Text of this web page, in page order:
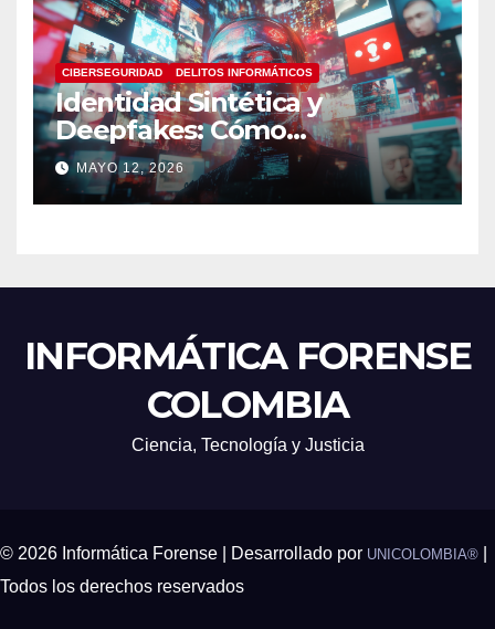
CIBERSEGURIDAD DELITOS INFORMÁTICOS
Identidad Sintética y
Deepfakes: Cómo
Detectarlos y Qué
Herramientas Utilizar en
Investigaciones Digitales
MAYO 12, 2026
INFORMÁTICA FORENSE
COLOMBIA
Ciencia, Tecnología y Justicia
© 2026 Informática Forense | Desarrollado por UNICOLOMBIA®
Todos los derechos reservados